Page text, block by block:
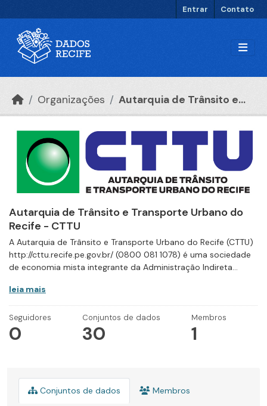
Entrar Contato
Organizações Autarquia de Trânsito e...
Autarquia de Trânsito e Transporte Urbano do
Recife - CTTU
A Autarquia de Trânsito e Transporte Urbano do Recife (CTTU)
http://cttu.recife.pe.gov.br/ (0800 081 1078) é uma sociedade
de economia mista integrante da Administração Indireta...
leia mais
Seguidores
0
Conjuntos de dados
30
Membros
1
Conjuntos de dados Membros